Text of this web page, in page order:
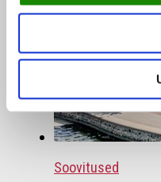
Soovitused